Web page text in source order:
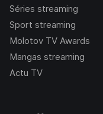
Séries streaming
Sport streaming
Molotov TV Awards
Mangas streaming
Actu TV